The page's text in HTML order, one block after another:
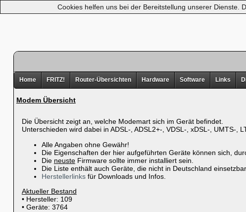
Home FRITZ! Router-Übersichten Hardware Software Links
Modem Übersicht
Die Übersicht zeigt an, welche Modemart sich im Gerät befindet.
Unterschieden wird dabei in ADSL-, ADSL2+-, VDSL-, xDSL-, UMTS-,
Alle Angaben ohne Gewähr!
Die Eigenschaften der hier aufgeführten Geräte können sich,
Die neusteFirmware sollte immer installiert sein.
Die Liste enthält auch Geräte, die nicht in Deutschland einsetzbar
Herstellerlinksfür Downloads und Infos.
Aktueller Bestand
• Hersteller: 109
• Geräte: 3764
Cookies helfen uns bei der Bereitstellung unserer Dienste.